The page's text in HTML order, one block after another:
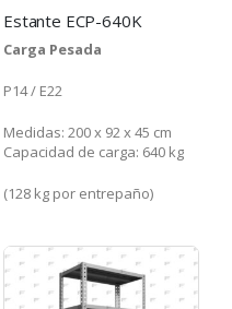
Estante ECP-640K
Carga Pesada
P14 / E22
Medidas: 200 x 92 x 45 cm
Capacidad de carga: 640 kg
(128 kg por entrepaño)